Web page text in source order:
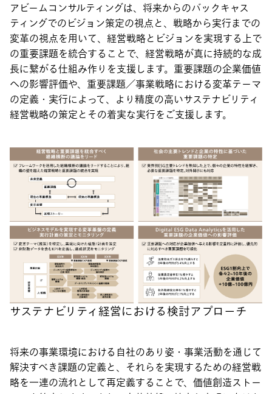
アビームコンサルティングは、将来からのバックキャス
ティングでのビジョン策定の視点と、戦略から実行までの
変革の視点を用いて、経営戦略とビジョンを実現する上で
の重要課題を統合することで、経営戦略が真に持続的な成
長に繋がる仕組み作りを支援します。重要課題の企業価値
への影響評価や、重要課題／事業戦略における変革テーマ
の定義・実行によって、より精度の高いサステナビリティ
経営戦略の策定とその着実な実行をご支援します。
サステナビリティ経営における検討アプローチ
将来の事業環境における自社のあり姿・事業活動を通じて
解決すべき課題の定義と、それらを実現するための経営戦
略を一連の流れとして再定義することで、価値創造ストー